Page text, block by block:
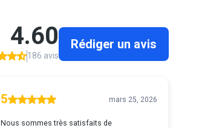
4.60
186 avis
Rédiger un avis
5 mars 25, 2026
Nous sommes très satisfaits de